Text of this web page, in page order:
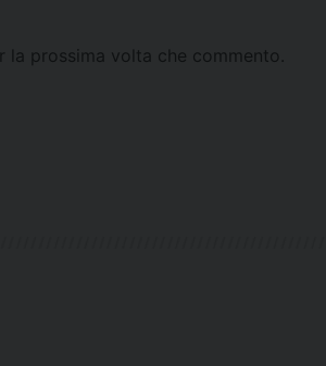
prossima volta che commento.